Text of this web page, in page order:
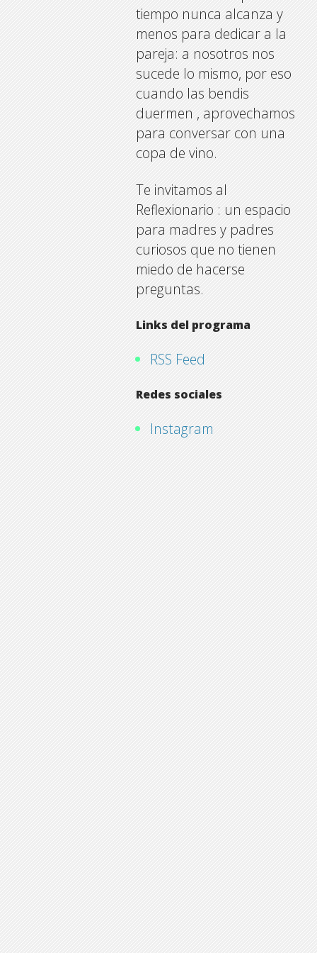
tiempo nunca alcanza y
menos para dedicar a la
pareja: a nosotros nos
sucede lo mismo, por eso
cuando las bendis
duermen , aprovechamos
para conversar con una
copa de vino.
Te invitamos al
Reflexionario : un espacio
para madres y padres
curiosos que no tienen
miedo de hacerse
preguntas.
Links del programa
RSS Feed
Redes sociales
Instagram